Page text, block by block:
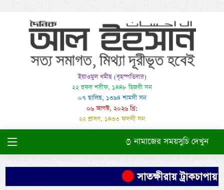
ইয়াওমুল খমীছ (বৃহস্পতিবার)
২২ ছফর শরীফ, ১৪৪৮ হিজরী সন
০৭ ছালিছ, ১৩৯৪ শামসী সন
০৬ আগস্ট, ২০২৬ খ্রি:
২২ শ্রাবণ, ১৪৩৩ ফসলী সন
নামাজের সময়সুচি দেখুন
সাতক্ষীরায় ট্রাকচাপায়